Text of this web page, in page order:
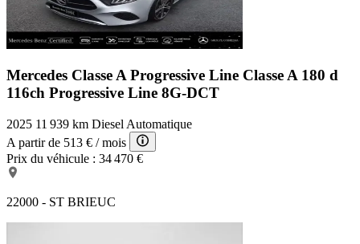
Mercedes Classe A Progressive Line Classe A 180 d
116ch Progressive Line 8G-DCT
2025 11 939 km Diesel Automatique
A partir de 513 € / mois
Prix du véhicule : 34 470 €
22000 - ST BRIEUC